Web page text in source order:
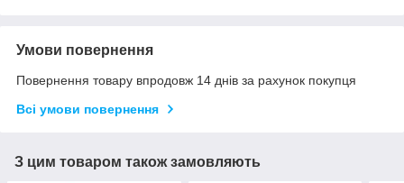
Умови повернення
Повернення товару впродовж 14 днів за рахунок покупця
Всі умови повернення
З цим товаром також замовляють